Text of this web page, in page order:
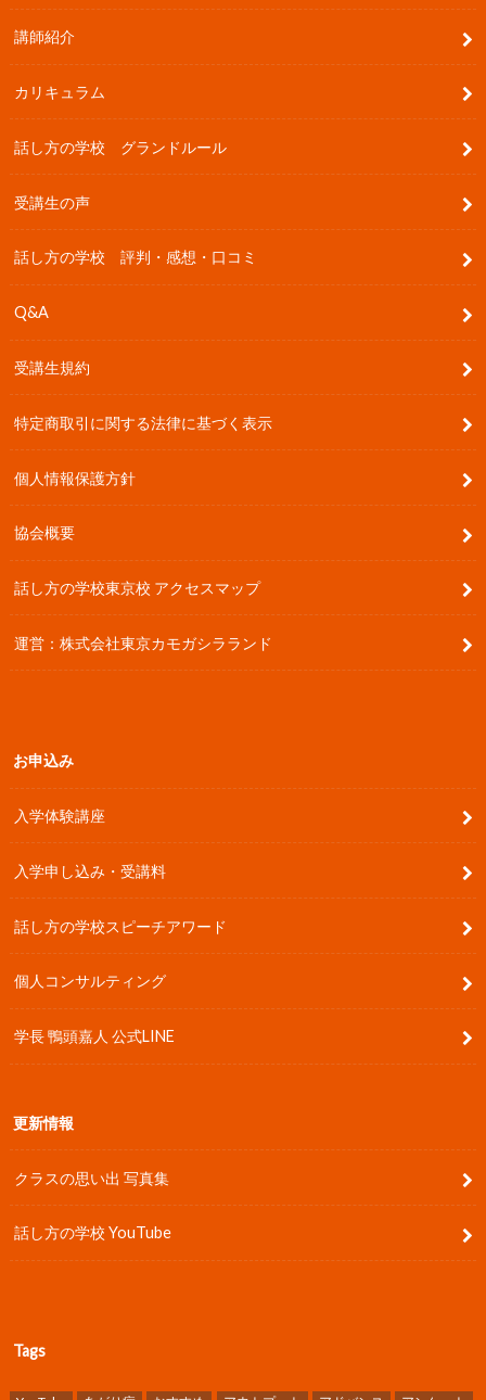
講師紹介
カリキュラム
話し方の学校 グランドルール
受講生の声
話し方の学校 評判・感想・口コミ
Q&A
受講生規約
特定商取引に関する法律に基づく表示
個人情報保護方針
協会概要
話し方の学校東京校 アクセスマップ
運営：株式会社東京カモガシラランド
お申込み
入学体験講座
入学申し込み・受講料
話し方の学校スピーチアワード
個人コンサルティング
学長 鴨頭嘉人 公式LINE
更新情報
クラスの思い出 写真集
話し方の学校 YouTube
Tags